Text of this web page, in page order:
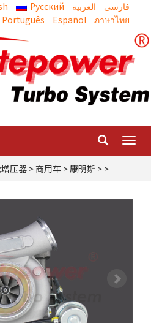
Русский العربية
Português
Español ภาษาไทย
压器>商用车 >康明斯 > >